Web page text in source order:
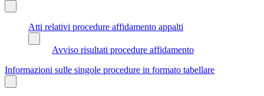
Atti relativi procedure affidamento appalti
Avviso risultati procedure affidamento
Informazioni sulle singole procedure in formato tabellare